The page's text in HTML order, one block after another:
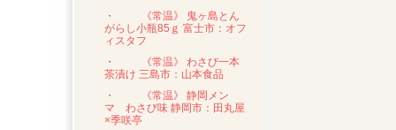
・
《常温》 鬼ヶ島とん
がらし小瓶85ｇ 富士市：オフ
ィスタフ
・
《常温》 わさび一本
茶漬け 三島市：山本食品
・
《常温》 静岡メン
マ わさび味 静岡市：田丸屋
×季咲亭